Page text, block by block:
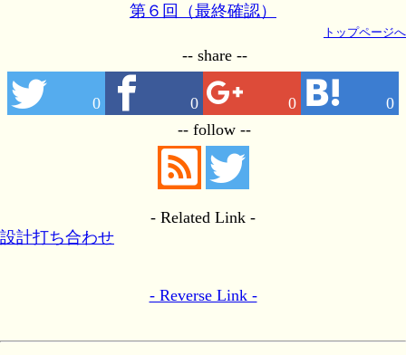
第６回（最終確認）
トップページへ
-- share --
0 0 0 0
-- follow --
- Related Link -
設計打ち合わせ
- Reverse Link -